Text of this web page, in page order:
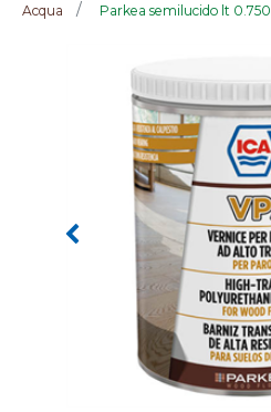
Acqua Parkea semilucido lt 0.750